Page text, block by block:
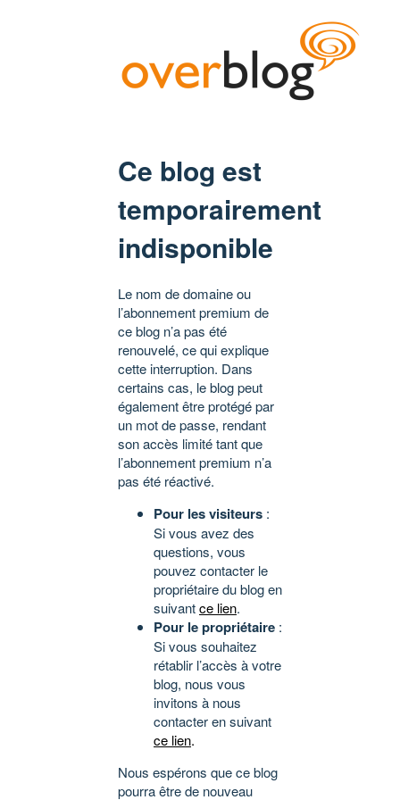
Ce blog est
temporairement
indisponible
Le nom de domaine ou
l’abonnement premium de
ce blog n’a pas été
renouvelé, ce qui explique
cette interruption. Dans
certains cas, le blog peut
également être protégé par
un mot de passe, rendant
son accès limité tant que
l’abonnement premium n’a
pas été réactivé.
Pour les visiteurs :
Si vous avez des
questions, vous
pouvez contacter le
propriétaire du blog en
suivantce lien.
Pour le propriétaire :
Si vous souhaitez
rétablir l’accès à votre
blog, nous vous
invitons à nous
contacter en suivant
ce lien.
Nous espérons que ce blog
pourra être de nouveau